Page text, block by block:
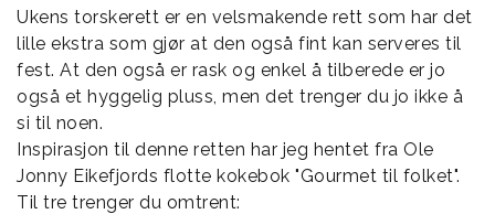
Ukens torskerett er en velsmakende rett som har det
lille ekstra som gjør at den også fint kan serveres til
fest. At den også er rask og enkel å tilberede er jo
også et hyggelig pluss, men det trenger du jo ikke å
si til noen.
Inspirasjon til denne retten har jeg hentet fra Ole
Jonny Eikefjords flotte kokebok "Gourmet til folket".
Til tre trenger du omtrent: